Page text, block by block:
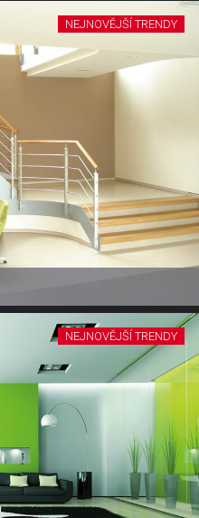
NEJNOVĚJŠÍ TRENDY
NEJNOVĚJŠÍ TRENDY